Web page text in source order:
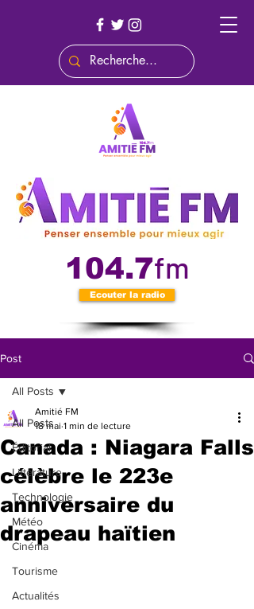
104.7fm
Ecouter la radio
Post
All Posts
Éditorial
Littérature
Technologie
Météo
Cinéma
Tourisme
Actualités
All Posts
Canada : Niagara Falls
célèbre le 223e
anniversaire du
drapeau haïtien
Amitié FM
18 mai 1 min de lecture